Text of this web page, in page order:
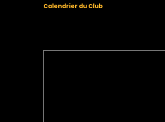
Calendrier du Club